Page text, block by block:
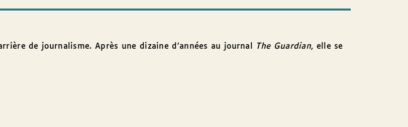
de journalisme. Après une dizaine d’années au journal The Guardian, elle se